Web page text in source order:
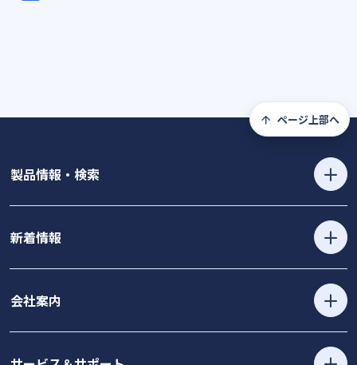
ページ上部へ
製品情報・検索
新着情報
会社案内